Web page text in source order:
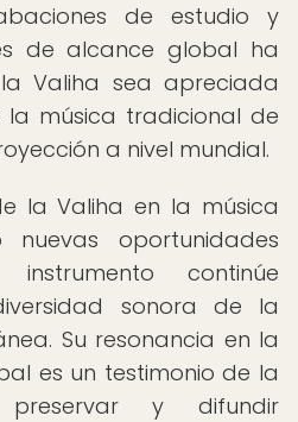
de estudio y
de alcance global ha
Valiha sea apreciada
música tradicional de
a nivel mundial.
la Valiha en la música
oportunidades
continúe
sonora de la
Su resonancia en la
es un testimonio de la
y difundir